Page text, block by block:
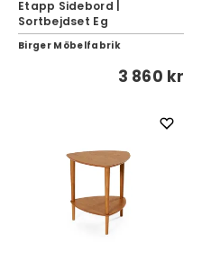
Etapp Sidebord |
Sortbejdset Eg
Birger Möbelfabrik
3 860 kr